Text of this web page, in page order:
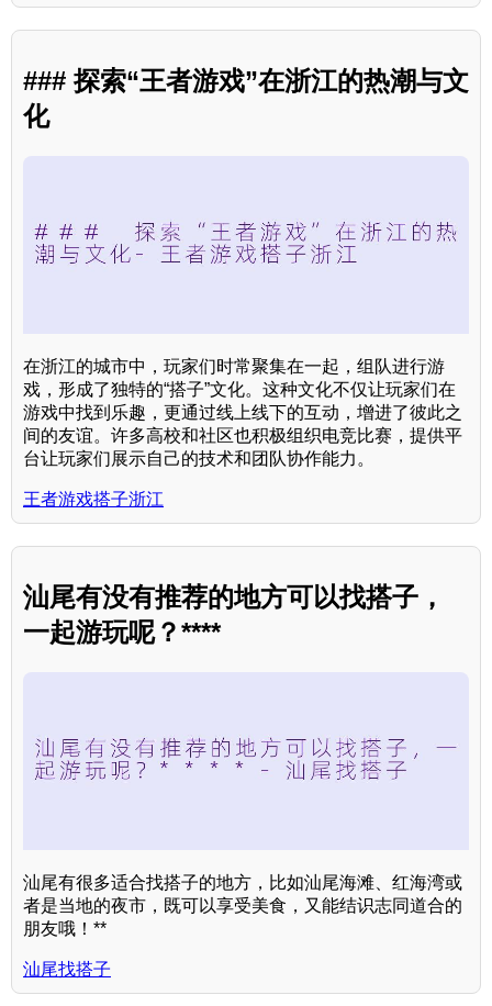
### 探索“王者游戏”在浙江的热潮与文
化
在浙江的城市中，玩家们时常聚集在一起，组队进行游
戏，形成了独特的“搭子”文化。这种文化不仅让玩家们在
游戏中找到乐趣，更通过线上线下的互动，增进了彼此之
间的友谊。许多高校和社区也积极组织电竞比赛，提供平
台让玩家们展示自己的技术和团队协作能力。
王者游戏搭子浙江
汕尾有没有推荐的地方可以找搭子，
一起游玩呢？****
汕尾有很多适合找搭子的地方，比如汕尾海滩、红海湾或
者是当地的夜市，既可以享受美食，又能结识志同道合的
朋友哦！**
汕尾找搭子